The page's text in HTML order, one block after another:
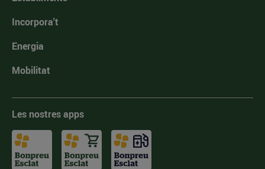
Incorpora't
Energia
Mobilitat
Les nostres apps